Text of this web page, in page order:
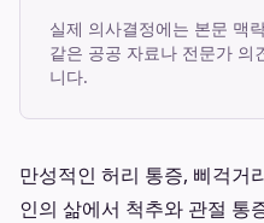
실제 의사결정에는 본문 맥
같은 공공 자료나 전문가 의
니다.
만성적인 허리 통증, 삐걱거
인의 삶에서 척추와 관절 통